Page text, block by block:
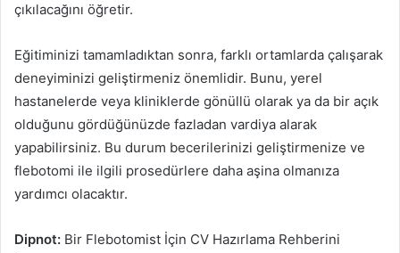
çıkılacağını öğretir.
Eğitiminizi tamamladıktan sonra, farklı ortamlarda çalışarak
deneyiminizi geliştirmeniz önemlidir. Bunu, yerel
hastanelerde veya kliniklerde gönüllü olarak ya da bir açık
olduğunu gördüğünüzde fazladan vardiya alarak
yapabilirsiniz. Bu durum becerilerinizi geliştirmenize ve
flebotomi ile ilgili prosedürlere daha aşina olmanıza
yardımcı olacaktır.
Dipnot: Bir Flebotomist İçin CV Hazırlama Rehberini